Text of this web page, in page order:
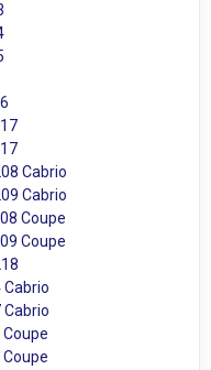
Cabrio
Cabrio
Coupe
Coupe
Cabrio
Cabrio